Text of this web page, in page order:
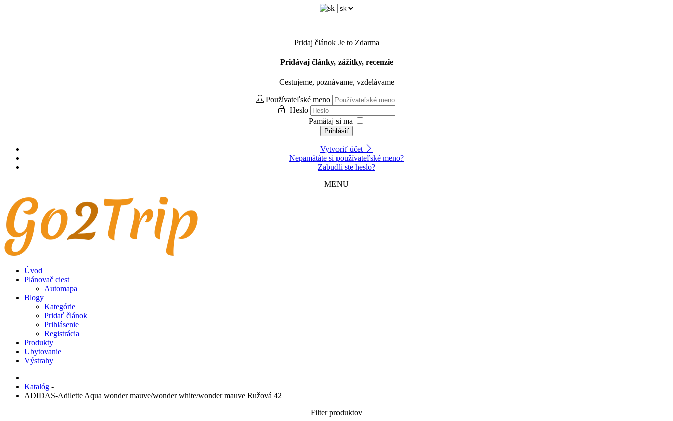
Pridaj článok Je to Zdarma
Pridávaj články, zážitky, recenzie
Cestujeme, poznávame, vzdelávame
Používateľské meno
Heslo
Pamätaj si ma
Prihlásiť
Vytvoriť účet
Nepamätáte si používateľské meno?
Zabudli ste heslo?
MENU
Úvod
Plánovač ciest
Automapa
Blogy
Kategórie
Pridať článok
Prihlásenie
Registrácia
Produkty
Ubytovanie
Výstrahy
Katalóg -
ADIDAS-Adilette Aqua wonder mauve/wonder white/wonder mauve Ružová 42
Filter produktov